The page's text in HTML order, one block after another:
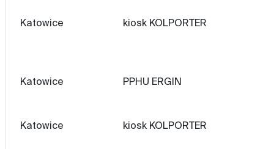
Katowice kiosk KOLPORTER
Katowice PPHU ERGIN
Katowice kiosk KOLPORTER